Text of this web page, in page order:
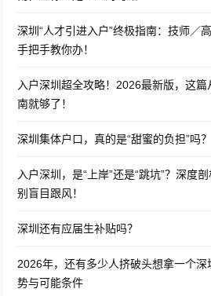
深圳“人才引进入户”终极指南：技师／
手把手教你办！
入户深圳超全攻略！2026最新版，这
南就够了！
深圳集体户口，真的是“甜蜜的负担”吗？
入户深圳，是“上岸”还是“跳坑”？深度
别盲目跟风！
深圳还有应届生补贴吗？
2026年，还有多少人挤破头想拿一个
势与可能条件